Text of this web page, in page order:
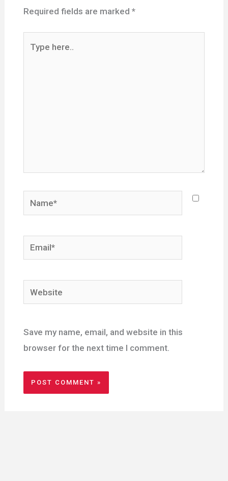
Required fields are marked *
Name*
Email*
Website
Save my name, email, and website in this
browser for the next time I comment.